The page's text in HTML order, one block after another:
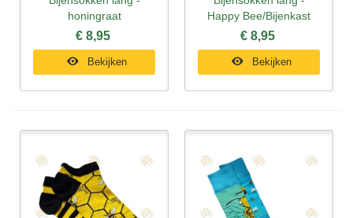
honingraat
€ 8,95
Bekijken
Happy Bee/Bijenkast
€ 8,95
Bekijken